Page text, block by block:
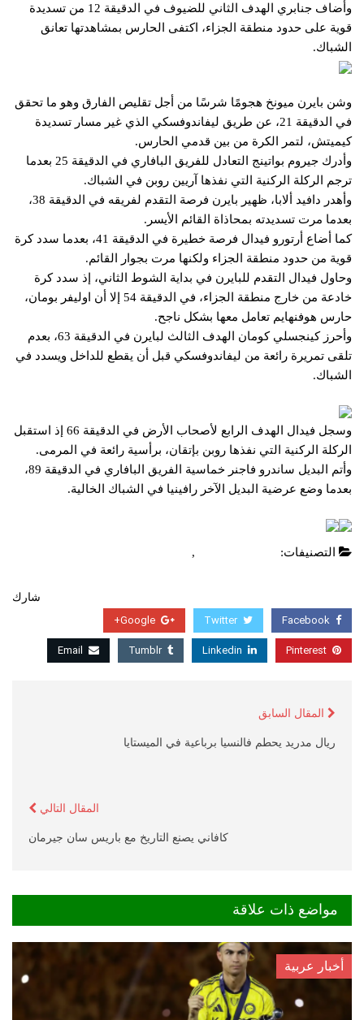
وأضاف جنابري الهدف الثاني للضيوف في الدقيقة 12 من تسديدة
قوية على حدود منطقة الجزاء، اكتفى الحارس بمشاهدتها تعانق
الشباك.
وشن بايرن ميونخ هجومًا شرسًا من أجل تقليص الفارق وهو ما تحقق
في الدقيقة 21، عن طريق ليفاندوفسكي الذي غير مسار تسديدة
كيميتش، لتمر الكرة من بين قدمي الحارس.
وأدرك جيروم بواتينج التعادل للفريق البافاري في الدقيقة 25 بعدما
ترجم الركلة الركنية التي نفذها آريين روبن في الشباك.
وأهدر دافيد ألابا، ظهير بايرن فرصة التقدم لفريقه في الدقيقة 38،
بعدما مرت تسديدته بمحاذاة القائم الأيسر.
كما أضاع أرتورو فيدال فرصة خطيرة في الدقيقة 41، بعدما سدد كرة
قوية من حدود منطقة الجزاء ولكنها مرت بجوار القائم.
وحاول فيدال التقدم للبايرن في بداية الشوط الثاني، إذ سدد كرة
خادعة من خارج منطقة الجزاء، في الدقيقة 54 إلا أن اوليفر بومان،
حارس هوفنهايم تعامل معها بشكل ناجح.
وأحرز كينجسلي كومان الهدف الثالث لبايرن في الدقيقة 63، بعدم
تلقى تمريرة رائعة من ليفاندوفسكي قبل أن يقطع للداخل ويسدد في
الشباك.
وسجل فيدال الهدف الرابع لأصحاب الأرض في الدقيقة 66 إذ استقبل
الركلة الركنية التي نفذها روبن بإتقان، برأسية رائعة في المرمى.
وأتم البديل ساندرو فاجنر خماسية الفريق البافاري في الدقيقة 89،
بعدما وضع عرضية البديل الآخر رافينيا في الشباك الخالية.
التصنيفات: ,
شارك
Facebook
Twitter
Google+
Pinterest
Linkedin
Tumblr
Email
المقال السابق
ريال مدريد يحطم فالنسيا برباعية في الميستايا
المقال التالي
كافاني يصنع التاريخ مع باريس سان جيرمان
مواضع ذات علاقة
أخبار عربية